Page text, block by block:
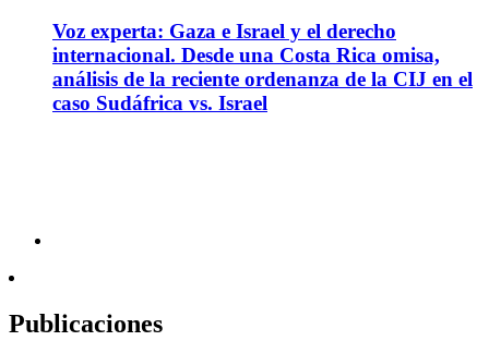
Voz experta: Gaza e Israel y el derecho
internacional. Desde una Costa Rica omisa,
análisis de la reciente ordenanza de la CIJ en el
caso Sudáfrica vs. Israel
Publicaciones